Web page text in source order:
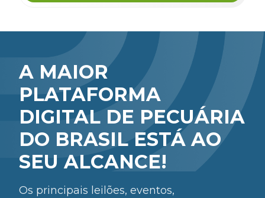
A MAIOR
PLATAFORMA
DIGITAL DE PECUÁRIA
DO BRASIL ESTÁ AO
SEU ALCANCE!
Os principais leilões, eventos,